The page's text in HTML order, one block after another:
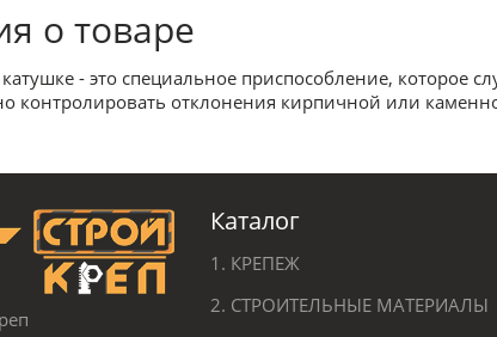
о товаре
- это специальное приспособление, которое
отклонения кирпичной или
Каталог
1. КРЕПЕЖ
2. СТРОИТЕЛЬНЫЕ МАТЕРИАЛЫ